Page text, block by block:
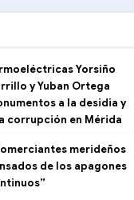
Yorsiño
y Yuban Ortega
a la desidia y
corrupción en Mérida
merideños
de los apagones